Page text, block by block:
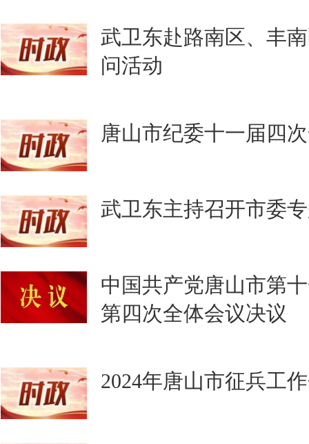
武卫东赴路南区、丰
问活动
唐山市纪委十一届四
武卫东主持召开市委
中国共产党唐山市第
第四次全体会议决议
2024年唐山市征兵工